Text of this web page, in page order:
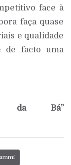
face à
faça quase
e qualidade
de facto uma
da Bá”